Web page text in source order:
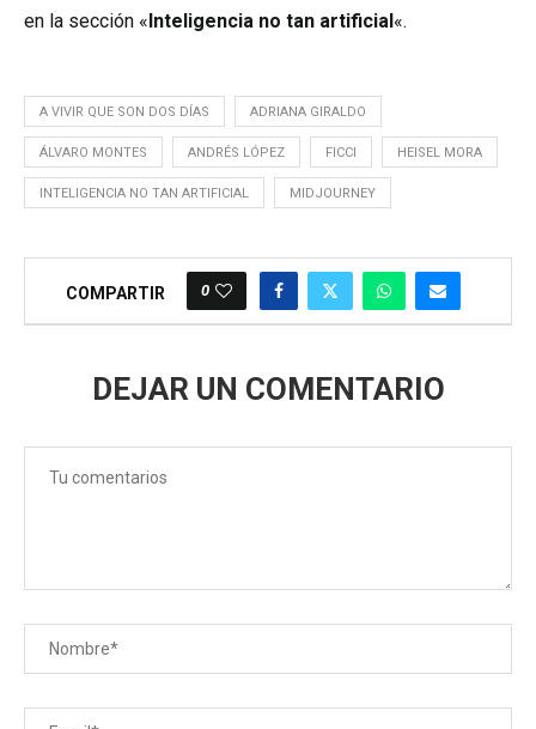
en la sección «Inteligencia no tan artificial«.
A VIVIR QUE SON DOS DÍAS ADRIANA GIRALDO
ÁLVARO MONTES ANDRÉS LÓPEZ FICCI HEISEL MORA
INTELIGENCIA NO TAN ARTIFICIAL MIDJOURNEY
COMPARTIR 0
DEJAR UN COMENTARIO